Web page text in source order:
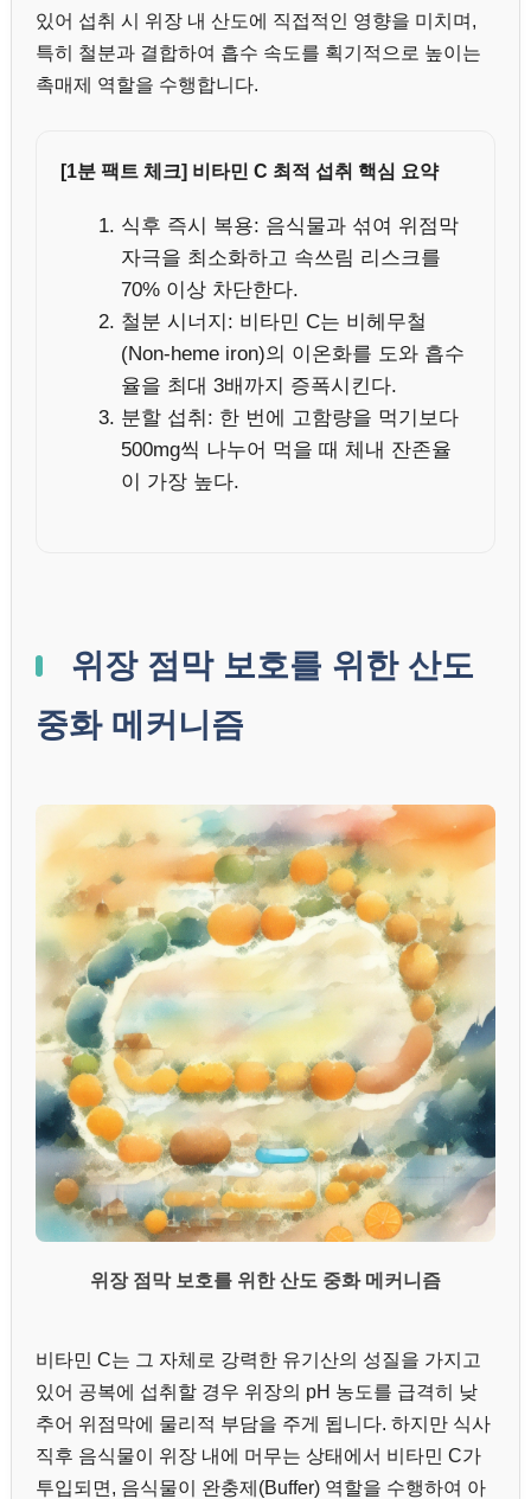
있어 섭취 시 위장 내 산도에 직접적인 영향을 미치며,
특히 철분과 결합하여 흡수 속도를 획기적으로 높이는
촉매제 역할을 수행합니다.
[1분 팩트 체크] 비타민 C 최적 섭취 핵심 요약
식후 즉시 복용: 음식물과 섞여 위점막
자극을 최소화하고 속쓰림 리스크를
70% 이상 차단한다.
철분 시너지: 비타민 C는 비헤무철
(Non-heme iron)의 이온화를 도와 흡수
율을 최대 3배까지 증폭시킨다.
분할 섭취: 한 번에 고함량을 먹기보다
500mg씩 나누어 먹을 때 체내 잔존율
이 가장 높다.
위장 점막 보호를 위한 산도
중화 메커니즘
위장 점막 보호를 위한 산도 중화 메커니즘
비타민 C는 그 자체로 강력한 유기산의 성질을 가지고
있어 공복에 섭취할 경우 위장의 pH 농도를 급격히 낮
추어 위점막에 물리적 부담을 주게 됩니다. 하지만 식사
직후 음식물이 위장 내에 머무는 상태에서 비타민 C가
투입되면, 음식물이 완충제(Buffer) 역할을 수행하여 아